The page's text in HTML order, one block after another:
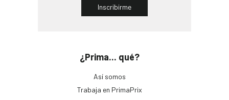
¿Prima... qué?
Así somos
Trabaja en PrimaPrix
Inscribirme